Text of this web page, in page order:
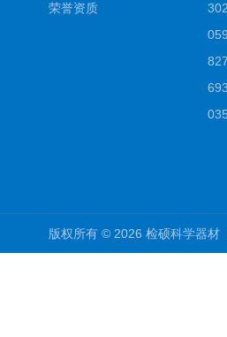
荣誉资质
版权所有 © 2026 检硕科学器